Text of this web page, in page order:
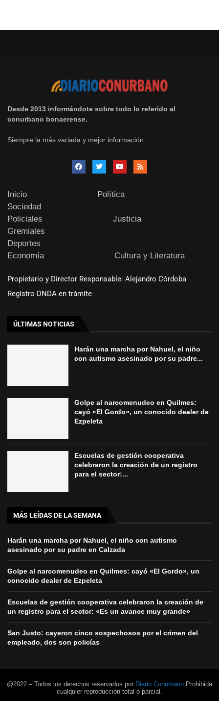
Desde 2013 informándote sobre todo lo referido al
conurbano bonaerense.
Siempre la más variada y mejor información.
Inicio
Política
Sociedad
Policiales
Justicia
Gremiales
Deportes
Economía
Cultura y Literatura
Propietario y Director Responsable: Alejandro Córdoba
Registro DNDA en trámite
ÚLTIMAS NOTICIAS
Harán una marcha por Nahuel, el niño
con autismo asesinado por su padre...
Golpe al narcomenudeo en Quilmes:
cayó «El Gordo», un conocido dealer de
Ezpeleta
Escuelas de gestión cooperativa
celebraron la creación de un registro
para el sector:...
MÁS LEÍDAS DE LA SEMANA
Harán una marcha por Nahuel, el niño con autismo
asesinado por su padre en Calzada
Golpe al narcomenudeo en Quilmes: cayó «El Gordo», un
conocido dealer de Ezpeleta
Escuelas de gestión cooperativa celebraron la creación de
un registro para el sector: «Es un avance muy grande»
San Justo: cayeron cinco sospechosos por el crimen del
empleado, dos son policías
@2022 – Todos los derechos reservados por Diario Conurbano Prohibida
cualquier reproducción total o parcial.